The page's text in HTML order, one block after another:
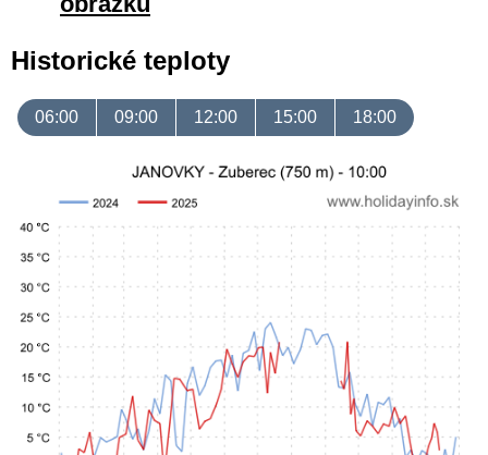
Historické teploty
06:00 09:00 12:00 15:00 18:00